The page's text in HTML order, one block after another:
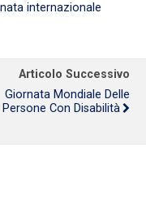
internazionale
Articolo Successivo
Giornata Mondiale Delle
Persone Con Disabilità